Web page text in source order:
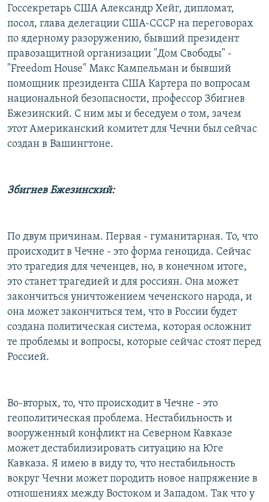
Госсекретарь США Александр Хейг, дипломат,
посол, глава делегации США-СССР на переговорах
по ядерному разоружению, бывший президент
правозащитной организации "Дом Свободы" -
"Freedom House" Макс Кампельман и бывший
помощник президента США Картера по вопросам
национальной безопасности, профессор Збигнев
Бжезинский. С ним мы и беседуем о том, зачем
этот Американский комитет для Чечни был сейчас
создан в Вашингтоне.
Збигнев Бжезинский:
По двум причинам. Первая - гуманитарная. То, что
происходит в Чечне - это форма геноцида. Сейчас
это трагедия для чеченцев, но, в конечном итоге,
это станет трагедией и для россиян. Она может
закончиться уничтожением чеченского народа, и
она может закончиться тем, что в России будет
создана политическая система, которая осложнит
те проблемы и вопросы, которые сейчас стоят перед
Россией.
Во-вторых, то, что происходит в Чечне - это
геополитическая проблема. Нестабильность и
вооруженный конфликт на Северном Кавказе
может дестабилизировать ситуацию на Юге
Кавказа. Я имею в виду то, что нестабильность
вокруг Чечни может породить новое напряжение в
отношениях между Востоком и Западом. Так что у